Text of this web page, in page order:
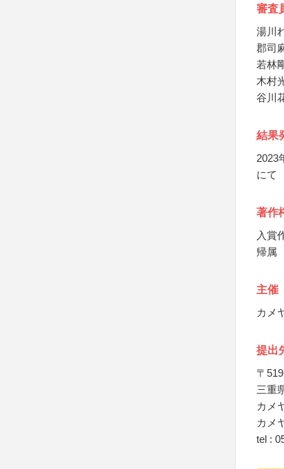
審査
湯川
郡司
若林
木村
谷川
結果
2023
にて
著作
入賞
帰属
主催
カメ
提出
〒
三重
カメ
カメ
tel :